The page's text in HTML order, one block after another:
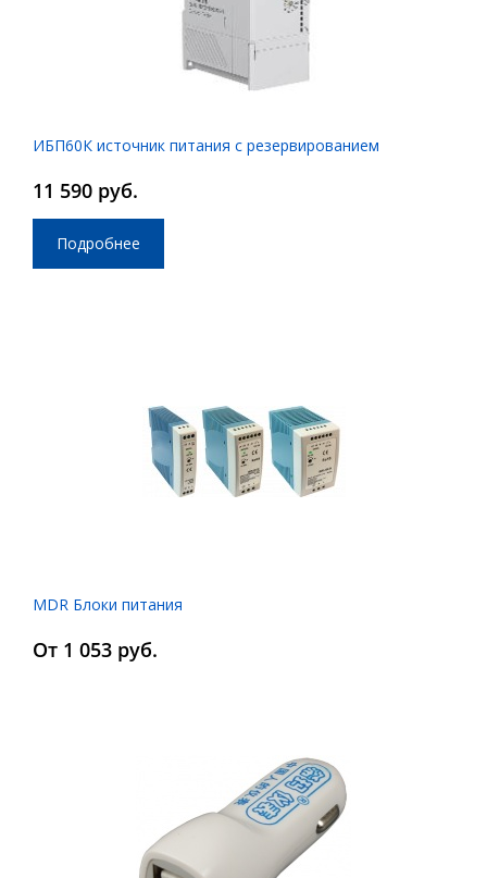
ИБП60К источник питания с резервированием
11 590 руб.
Подробнее
MDR Блоки питания
От 1 053 руб.